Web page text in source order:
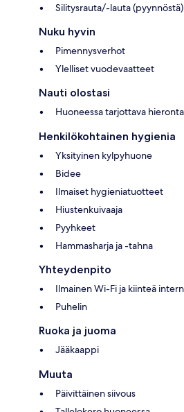
Silitysrauta/-lauta (pyynnöstä)
Nuku hyvin
Pimennysverhot
Ylelliset vuodevaatteet
Nauti olostasi
Huoneessa tarjottava
Henkilökohtainen hygienia
Yksityinen kylpyhuone
Bidee
Ilmaiset hygieniatuotteet
Hiustenkuivaaja
Pyyhkeet
Hammasharja ja -tahna
Yhteydenpito
Ilmainen Wi-Fi ja kiinteä
Puhelin
Ruoka ja juoma
Jääkaappi
Muuta
Päivittäinen siivous